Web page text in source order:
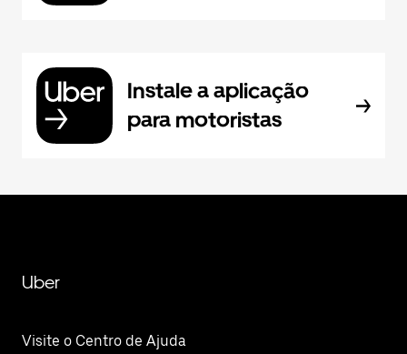
Instale a aplicação
para motoristas
Uber
Visite o Centro de Ajuda